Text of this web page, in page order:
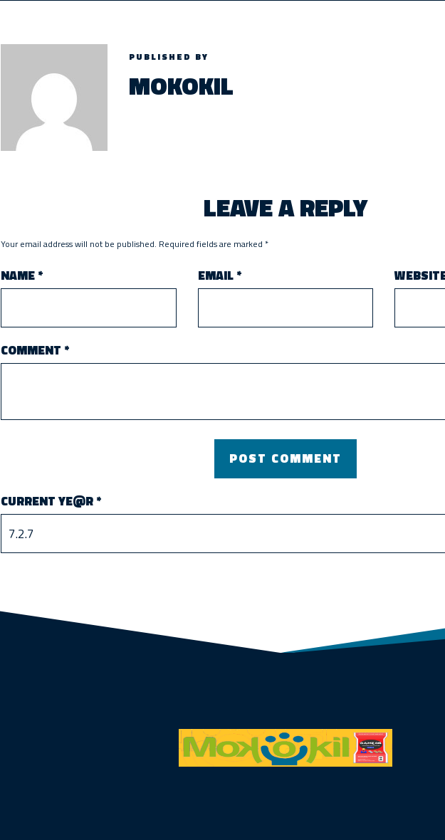
PUBLISHED BY
MOKOKIL
LEAVE A REPLY
Your email address will not be published. Required fields are marked *
NAME* EMAIL*
COMMENT *
CURRENT YE@R*